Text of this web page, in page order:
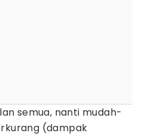
semua, nanti mudah-
(dampak